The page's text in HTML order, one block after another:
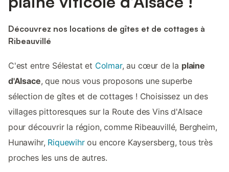
Découvrez nos locations de gîtes et de cottages à
Ribeauvillé
C'est entre Sélestat et Colmar, au cœur de la plaine
d'Alsace, que nous vous proposons une superbe
sélection de gîtes et de cottages ! Choisissez un des
villages pittoresques sur la Route des Vins d'Alsace
pour découvrir la région, comme Ribeauvillé, Bergheim,
Hunawihr, Riquewihrou encore Kaysersberg, tous très
proches les uns de autres.